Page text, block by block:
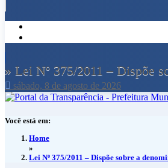
» Lei Nº 375/2011 – Dispõe
sábado, 8 de agosto de 2026
Você está em:
Home
»
Lei Nº 375/2011 – Dispõe sobre a